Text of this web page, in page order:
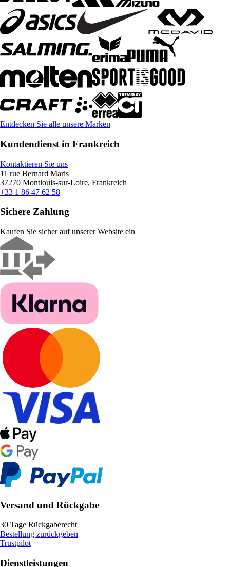
Entdecken Sie alle unsere Marken
Kundendienst in Frankreich
Kontaktieren Sie uns
11 rue Bernard Maris
37270 Montlouis-sur-Loire, Frankreich
+33 1 86 47 62 58
Sichere Zahlung
Kaufen Sie sicher auf unserer Website ein
Versand und Rückgabe
30 Tage Rückgaberecht
Bestellung zurückgeben
Trustpilot
Dienstleistungen